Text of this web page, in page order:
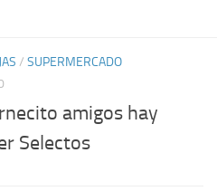
/ SUPERMERCADO
amigos hay
Selectos